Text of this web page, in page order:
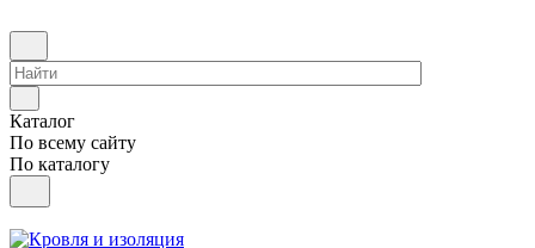
Каталог
По всему сайту
По каталогу